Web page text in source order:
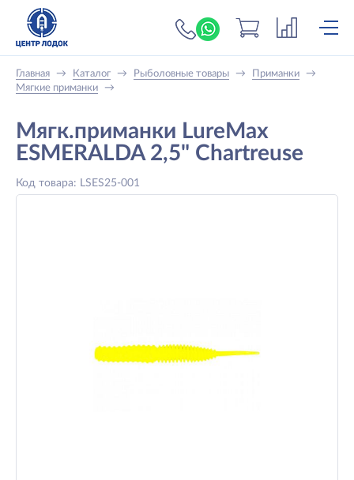
+7 (919) 698-56-
Главная → Каталог → Рыболовные товары → Приманки
→
Мягкие приманки
→
Мягк.приманки LureMax
ESMERALDA 2,5" Chartreuse
Код товара: LSES25-001